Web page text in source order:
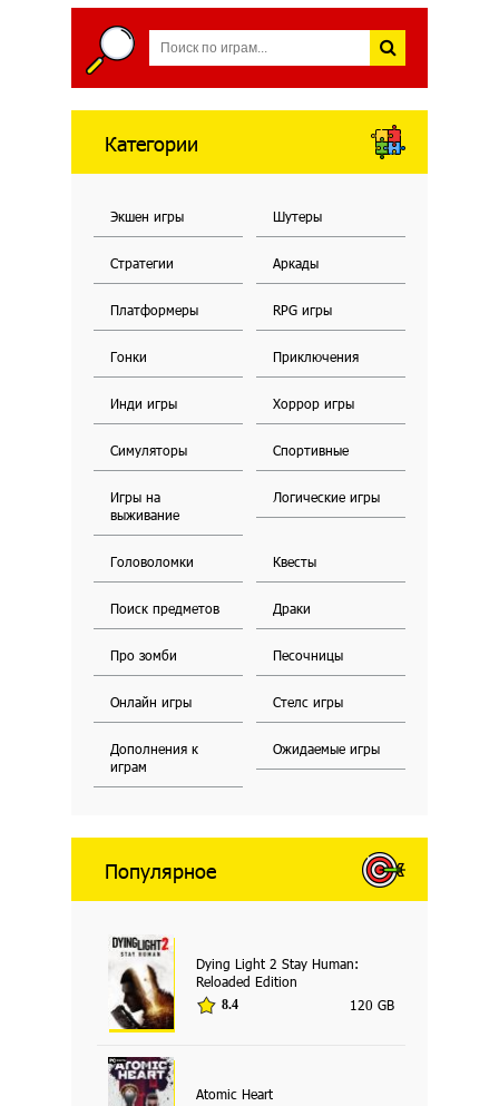
Категории
Экшен игры Шутеры
Стратегии Аркады
Платформеры RPG игры
Гонки Приключения
Инди игры Хоррор игры
Симуляторы Спортивные
Игры на
выживание
Логические игры
Головоломки Квесты
Поиск предметов Драки
Про зомби Песочницы
Онлайн игры Стелс игры
Дополнения к
играм
Ожидаемые игры
Популярное
Dying Light 2 Stay Human:
Reloaded Edition
8.4 120 GB
Atomic Heart